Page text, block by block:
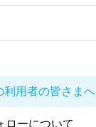
利用者の皆さまへ
ローについて